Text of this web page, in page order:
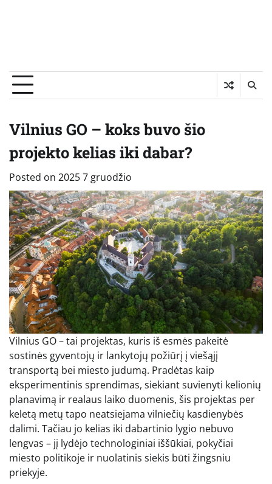
Vilnius GO – koks buvo šio
projekto kelias iki dabar?
Posted on 2025 7 gruodžio
Vilnius GO – tai projektas, kuris iš esmės pakeitė
sostinės gyventojų ir lankytojų požiūrį į viešąjį
transportą bei miesto judumą. Pradėtas kaip
eksperimentinis sprendimas, siekiant suvienyti kelionių
planavimą ir realaus laiko duomenis, šis projektas per
keletą metų tapo neatsiejama vilniečių kasdienybės
dalimi. Tačiau jo kelias iki dabartinio lygio nebuvo
lengvas – jį lydėjo technologiniai iššūkiai, pokyčiai
miesto politikoje ir nuolatinis siekis būti žingsniu
priekyje.